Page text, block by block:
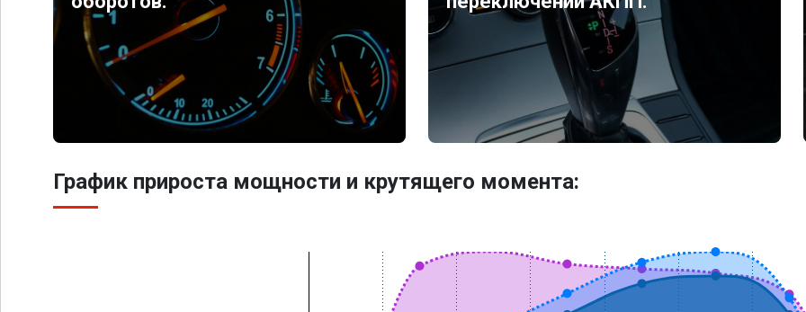
График прироста мощности и крутящего момента: